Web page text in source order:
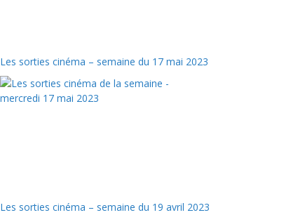
Les sorties cinéma – semaine du 17 mai 2023
Les sorties cinéma – semaine du 19 avril 2023